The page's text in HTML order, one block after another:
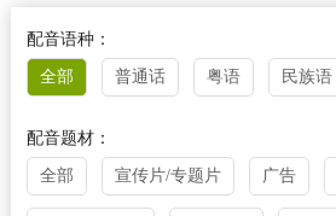
配音语种：
全部 普通话 粤语 民族语
配音题材：
全部 宣传片/专题片 广告